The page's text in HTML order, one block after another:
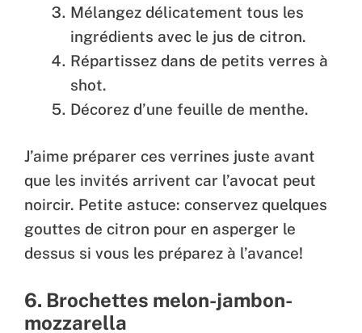
Mélangez délicatement tous les
ingrédients avec le jus de citron.
Répartissez dans de petits verres à
shot.
Décorez d’une feuille de menthe.
J’aime préparer ces verrines juste avant
que les invités arrivent car l’avocat peut
noircir. Petite astuce: conservez quelques
gouttes de citron pour en asperger le
dessus si vous les préparez à l’avance!
6. Brochettes melon-jambon-
mozzarella